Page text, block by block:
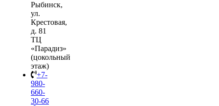
Рыбинск,
ул.
Крестовая,
д. 81
ТЦ
«Парадиз»
(цокольный
этаж)
+7-
980-
660-
30-66